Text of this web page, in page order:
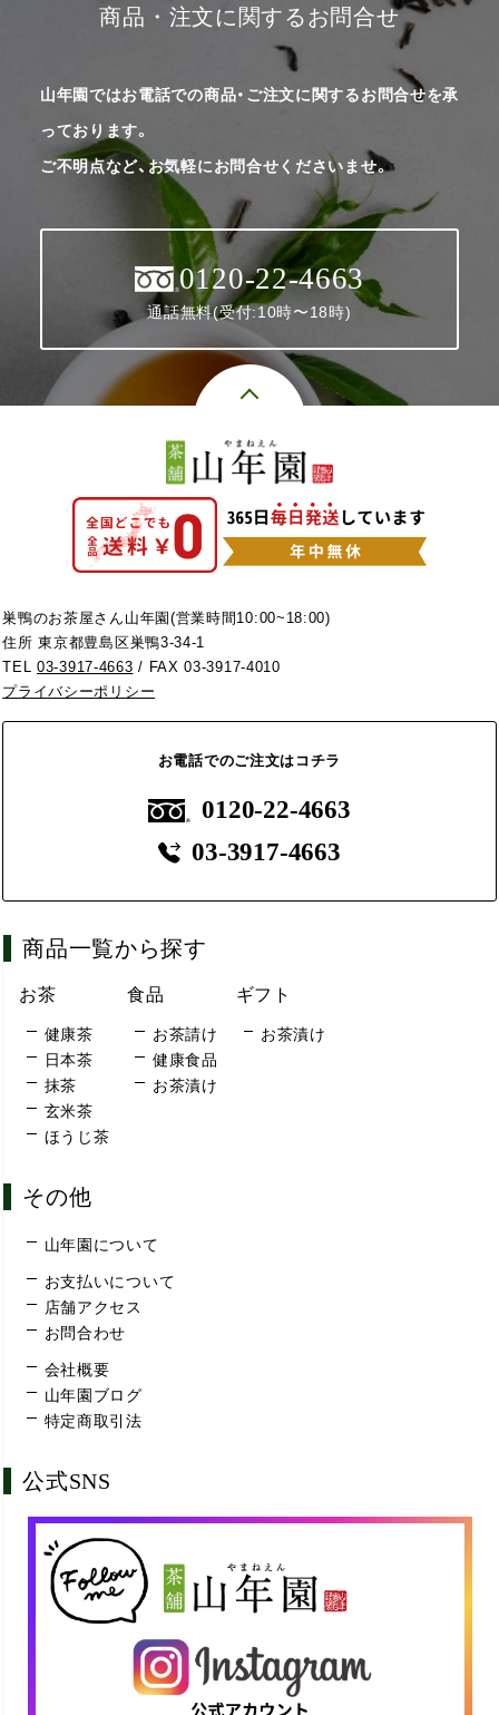
商品・注文に関するお問合せ
山年園ではお電話での商品・ご注文に関するお問合せを承
っております。
ご不明点など、お気軽にお問合せくださいませ。
0120-22-4663
通話無料(受付:10時〜18時)
巣鴨のお茶屋さん山年園(営業時間10:00~18:00)
住所 東京都豊島区巣鴨3-34-1
TEL03-3917-4663 / FAX 03-3917-4010
プライバシーポリシー
お電話でのご注文はコチラ
0120-22-4663
03-3917-4663
商品一覧から探す
お茶
健康茶
日本茶
抹茶
玄米茶
ほうじ茶
食品
お茶請け
健康食品
お茶漬け
ギフト
お茶漬け
その他
山年園について
お支払いについて
店舗アクセス
お問合わせ
会社概要
山年園ブログ
特定商取引法
公式SNS